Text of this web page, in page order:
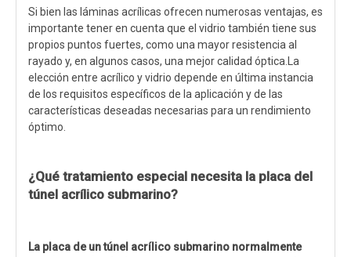
Si bien las láminas acrílicas ofrecen numerosas ventajas, es
importante tener en cuenta que el vidrio también tiene sus
propios puntos fuertes, como una mayor resistencia al
rayado y, en algunos casos, una mejor calidad óptica.La
elección entre acrílico y vidrio depende en última instancia
de los requisitos específicos de la aplicación y de las
características deseadas necesarias para un rendimiento
óptimo.
¿Qué tratamiento especial necesita la placa del
túnel acrílico submarino?
La placa de un túnel acrílico submarino normalmente